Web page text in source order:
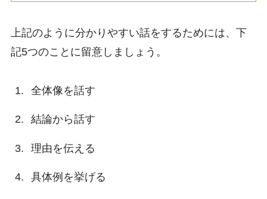
上記のように分かりやすい話をするためには、下
記5つのことに留意しましょう。
全体像を話す
結論から話す
理由を伝える
具体例を挙げる